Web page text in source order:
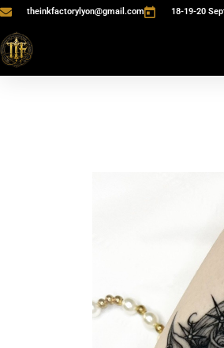
theinkfactorylyon@gmail.com 18-19-20